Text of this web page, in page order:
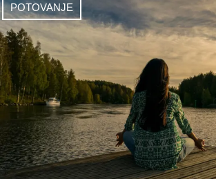
POTOVANJE